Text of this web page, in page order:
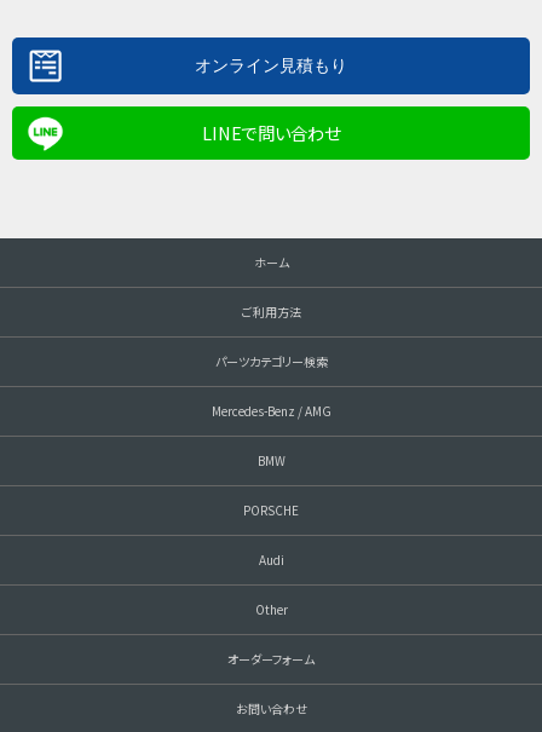
LINEで問い合わせ
ホーム
ご利用方法
パーツカテゴリー検索
Mercedes-Benz / AMG
BMW
PORSCHE
Audi
Other
オーダーフォーム
お問い合わせ